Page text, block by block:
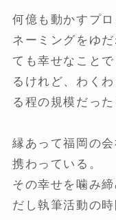
何億も動かすプ
ネーミングをゆ
ても幸せなこと
るけれど、わく
る程の規模だった
縁あって福岡の
携わっている。
その幸せを噛み
だし執筆活動の